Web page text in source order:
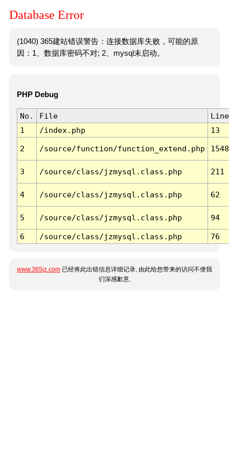
Database Error
(1040) 365建站错误警告：连接数据库失败，可能的原
因：1、数据库密码不对; 2、mysql未启动。
PHP Debug
No. File
Line
1
/index.php 13
2 /source/function/function_extend.php 1548
3 /source/class/jzmysql.class.php 211
4 /source/class/jzmysql.class.php 62
5 /source/class/jzmysql.class.php 94
6 /source/class/jzmysql.class.php 76
www.365jz.com 已经将此出错信息详细记录, 由此给您带来的访问不便我
们深感歉意.